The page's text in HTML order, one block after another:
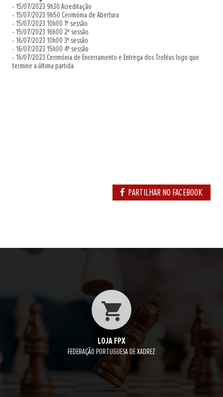
- 15/07/2023 9h30 Acreditação
- 15/07/2023 9h50 Cerimónia de Abertura
- 15/07/2023 10h00 1ª sessão
- 15/07/2023 16h00 2ª sessão
- 16/07/2023 10h00 3ª sessão
- 16/07/2023 15h00 4ª sessão
- 16/07/2023 Cerimónia de Encerramento e Entrega dos Troféus logo que
termine a última partida.
PARTILHAR NO FACEBOOK
LOJA FPX
FEDERAÇÃO PORTUGUESA DE XADREZ